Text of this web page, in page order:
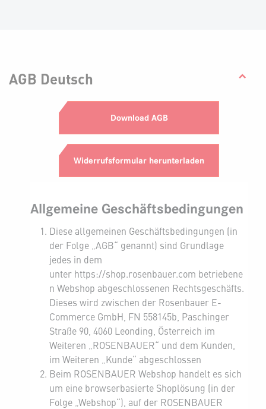
AGB Deutsch
Download AGB
Widerrufsformular herunterladen
Allgemeine Geschäftsbedingungen
Diese allgemeinen Geschäftsbedingungen (in
der Folge „AGB“ genannt) sind Grundlage
jedes in dem
unter https://shop.rosenbauer.com betriebene
n Webshop abgeschlossenen Rechtsgeschäfts.
Dieses wird zwischen der Rosenbauer E-
Commerce GmbH, FN 558145b, Paschinger
Straße 90, 4060 Leonding, Österreich im
Weiteren „ROSENBAUER“ und dem Kunden,
im Weiteren „Kunde“ abgeschlossen
Beim ROSENBAUER Webshop handelt es sich
um eine browserbasierte Shoplösung (in der
Folge „Webshop“), auf der ROSENBAUER